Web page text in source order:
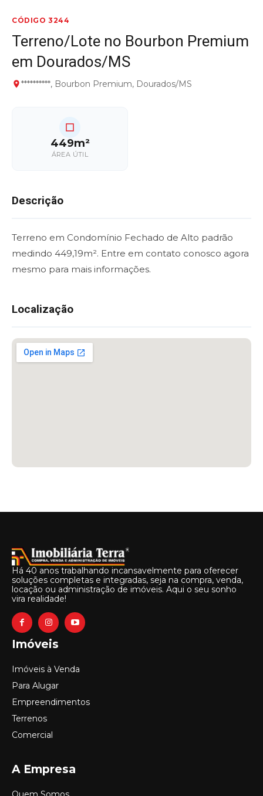
CÓDIGO 3244
Terreno/Lote no Bourbon Premium
em Dourados/MS
**********, Bourbon Premium, Dourados/MS
449m²
ÁREA ÚTIL
Descrição
Terreno em Condomínio Fechado de Alto padrão
medindo 449,19m². Entre em contato conosco agora
mesmo para mais informações.
Localização
Há 40 anos trabalhando incansavelmente para oferecer
soluções completas e integradas, seja na compra, venda,
locação ou administração de imóveis. Aqui o seu sonho
vira realidade!
Imóveis
Imóveis à Venda
Para Alugar
Empreendimentos
Terrenos
Comercial
A Empresa